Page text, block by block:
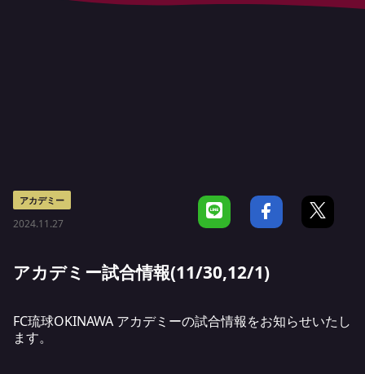
アカデミー
2024.11.27
アカデミー試合情報(11/30,12/1)
FC琉球OKINAWA アカデミーの試合情報をお知らせいたし
ます。